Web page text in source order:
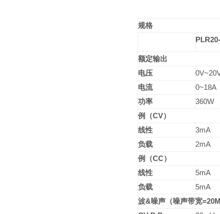
规格
额定输出
电压
电流
0~18A
功率
360W
例（CV）
线性
3mA
负载
2mA
例（CC）
线性
5mA
负载
5mA
波&噪声（噪声带宽